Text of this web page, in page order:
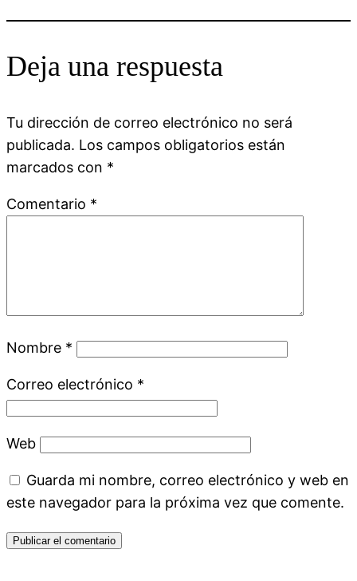
Deja una respuesta
Tu dirección de correo electrónico no será
publicada. Los campos obligatorios están
marcados con *
Comentario *
Nombre *
Correo electrónico *
Web
Guarda mi nombre, correo electrónico y web en
este navegador para la próxima vez que comente.